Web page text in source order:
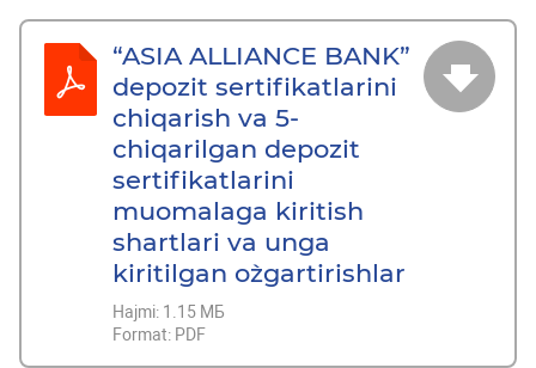
“ASIA ALLIANCE BANK”
depozit sertifikatlarini
chiqarish va 5-
chiqarilgan depozit
sertifikatlarini
muomalaga kiritish
shartlari va unga
kiritilgan o`zgartirishlar
Hajmi: 1.15 МБ
Format: PDF